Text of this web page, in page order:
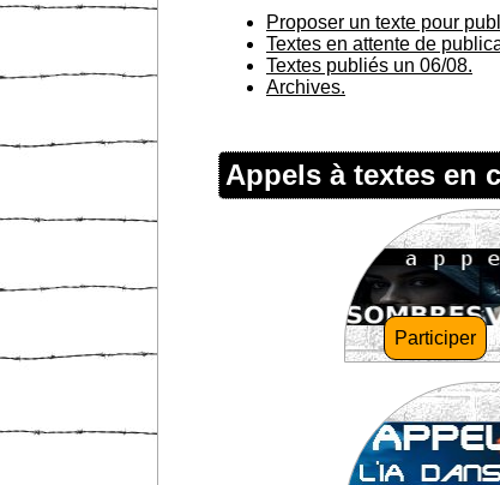
Proposer un texte pour
Textes en attente de
Textes publiés un 06/08.
Archives.
Appels à textes en
Participer